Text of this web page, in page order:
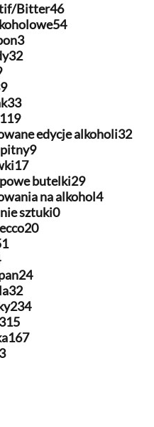
edycje alkoholi
butelki
Bitter46
54
3
32
33
119
edycje alkoholi32
9
17
butelki29
na alkohol4
sztuki0
20
24
32
234
315
167